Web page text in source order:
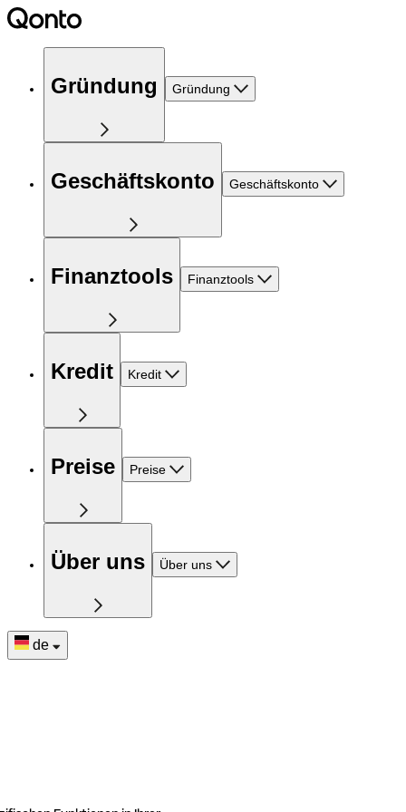
Gründung Gründung
Geschäftskonto Geschäftskonto
Finanztools Finanztools
Kredit Kredit
Preise Preise
Über uns Über uns
de